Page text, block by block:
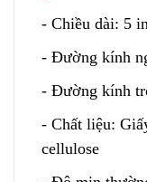
- Chiều dài: 5
- Đường kính
- Đường kính
- Chất liệu:
cellulose